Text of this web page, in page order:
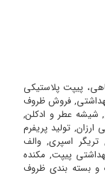
پیپت پلاستیکی
فروش ظروف
شیشه عطر و ادکلن,
تولید پریفرم
اسپری, والف
پیپت, مکنده
و بسته بندی ظروف